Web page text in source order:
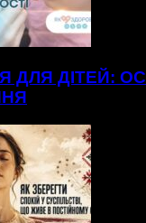
ДЛЯ ДІТЕЙ: